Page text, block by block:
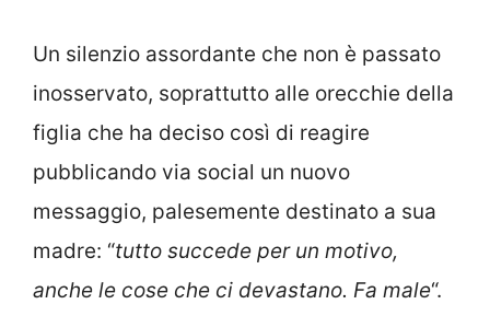
Un silenzio assordante che non è passato
inosservato, soprattutto alle orecchie della
figlia che ha deciso così di reagire
pubblicando via social un nuovo
messaggio, palesemente destinato a sua
madre: “tutto succede per un motivo,
anche le cose che ci devastano. Fa male“.